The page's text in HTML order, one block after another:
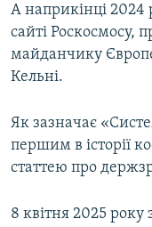
А наприкінці 2024
сайті Роскосмосу,
майданчику
Кельні.
Як зазначає
першим в історії
статтею про
8 квітня 2025